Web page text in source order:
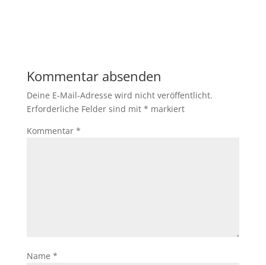
Kommentar absenden
Deine E-Mail-Adresse wird nicht veröffentlicht.
Erforderliche Felder sind mit * markiert
Kommentar *
Name *